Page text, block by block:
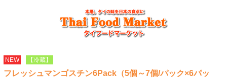
NEW 【冷蔵】
フレッシュマンゴスチン6Pack（5個～7個/パック×6パッ